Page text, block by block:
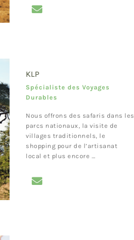
KLP
Spécialiste des Voyages
Durables
Nous offrons des safaris dans les
parcs nationaux, la visite de
villages traditionnels, le
shopping pour de l’artisanat
local et plus encore …